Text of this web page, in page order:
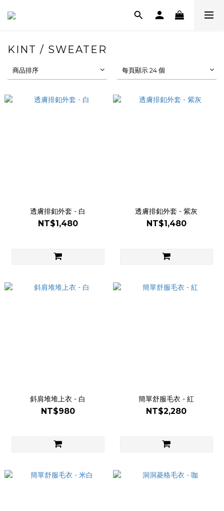
KINT / SWEATER
商品排序 每頁顯示 24 個
透膚排釦外套 - 白
NT$1,480
透膚排釦外套 - 紫灰
NT$1,480
斜肩堆堆上衣 - 白
NT$980
簡單舒服毛衣 - 紅
NT$2,280